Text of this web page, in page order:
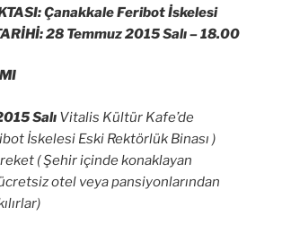
Çanakkale Feribot İskelesi
28 Temmuz 2015 Salı –18.00
Salı Vitalis Kültür Kafe’de
İskelesi Eski Rektörlük Binası )
( Şehir içinde konaklayan
otel veya pansiyonlarından